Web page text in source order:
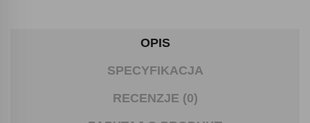
OPIS
SPECYFIKACJA
RECENZJE (0)